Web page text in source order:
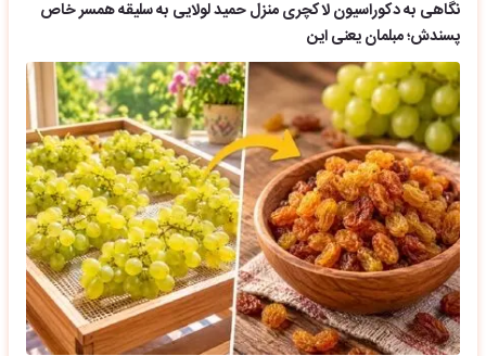
نگاهی به دکوراسیون لاکچری منزل حمید لولایی به سلیقه همسر خاص
پسندش؛ مبلمان یعنی این